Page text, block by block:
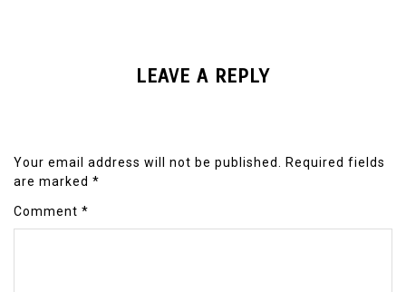
LEAVE A REPLY
Your email address will not be published.
Required fields
are marked *
Comment *